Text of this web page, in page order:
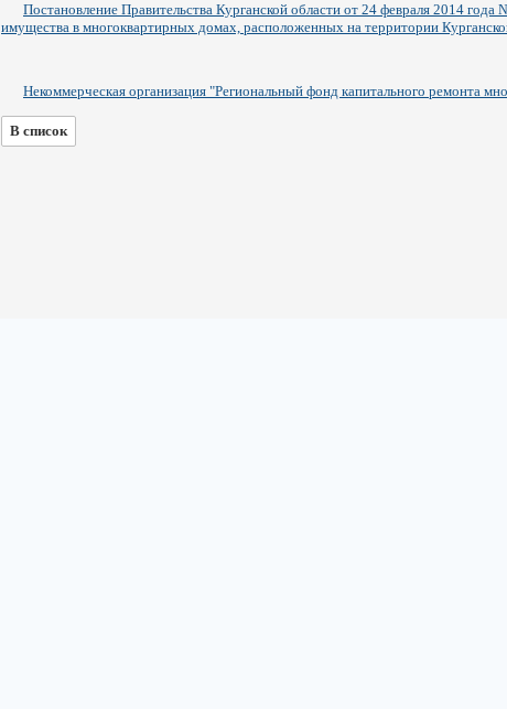
Постановление Правительства Курганской области от 24 февраля 2014
имущества в многоквартирных домах, расположенных на территории
Некоммерческая организация "Региональный фонд капитального ремонта
В список